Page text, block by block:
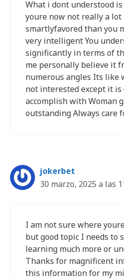
What i dont understood
youre now not really a lot
smartlyfavored than you
very intelligent You
significantly in terms of
me personally believe it
numerous angles Its like
not interested except it
accomplish with Woman
outstanding Always care
jokerbet
30 marzo, 2025 a las
I am not sure where
but good topic I needs to
learning much more or
Thanks for magnificent
this information for my